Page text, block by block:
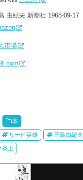
由紀夫 新潮社 1968-09-17
市場
.com
本
リービ英雄 三島由紀夫
炎上